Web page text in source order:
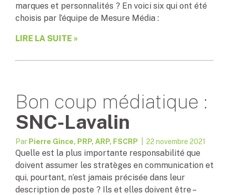
marques et personnalités ? En voici six qui ont été
choisis par l’équipe de Mesure Média :
LIRE LA SUITE »
Bon coup médiatique :
SNC-Lavalin
Par Pierre Gince, PRP, ARP, FSCRP | 22 novembre 2021
Quelle est la plus importante responsabilité que
doivent assumer les stratèges en communication et
qui, pourtant, n’est jamais précisée dans leur
description de poste ? Ils et elles doivent être –